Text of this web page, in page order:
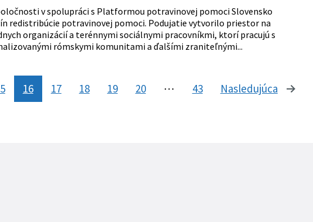
v spolupráci s Platformou potravinovej pomoci Slovensko
redistribúcie potravinovej pomoci. Podujatie vytvorilo priestor na
organizácií a terénnymi sociálnymi pracovníkmi, ktorí pracujú s
rómskymi komunitami a ďalšími zraniteľnými...
16 17 18 19 20 ⋯ 43 Nasledujúca